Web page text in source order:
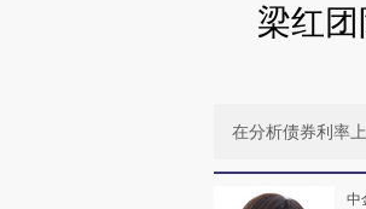
梁红
在分析债券利率
中